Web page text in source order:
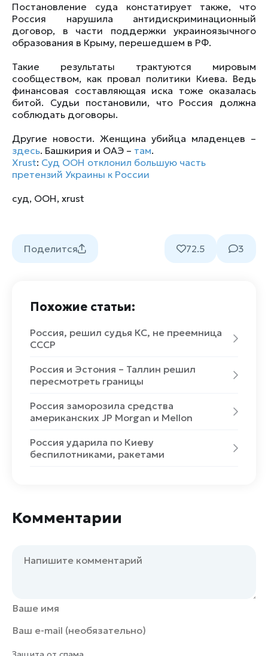
Постановление суда констатирует также, что
Россия нарушила антидискриминационный
договор, в части поддержки украиноязычного
образования в Крыму, перешедшем в РФ.
Такие результаты трактуются мировым
сообществом, как провал политики Киева. Ведь
финансовая составляющая иска тоже оказалась
битой. Судьи постановили, что Россия должна
соблюдать договоры.
Другие новости. Женщина убийца младенцев –
здесь. Башкирия и ОАЭ – там.
Xrust: Суд ООН отклонил большую часть
претензий Украины к России
суд, ООН, xrust
Поделится 72.5 3
Похожие статьи:
Россия, решил судья КС, не преемница
СССР
Россия и Эстония – Таллин решил
пересмотреть границы
Россия заморозила средства
американских JP Morgan и Mellon
Россия ударила по Киеву
беспилотниками, ракетами
Комментарии